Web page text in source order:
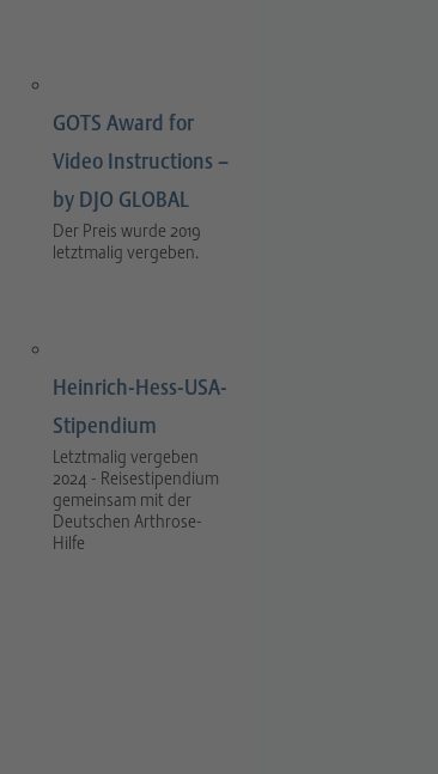
GOTS Award for
Video Instructions –
by DJO GLOBAL
Der Preis wurde 2019
letztmalig vergeben.
Heinrich-Hess-USA-
Stipendium
Letztmalig vergeben
2024 - Reisestipendium
gemeinsam mit der
Deutschen Arthrose-
Hilfe